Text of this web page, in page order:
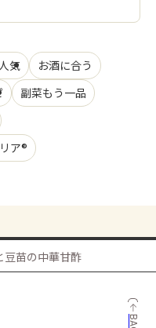
気
お酒に合う
副菜もう一品
ア®
豆苗の中華甘酢